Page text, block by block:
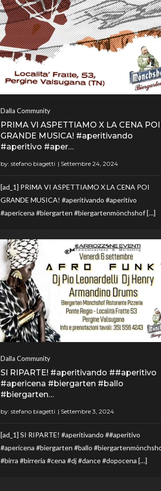
Dalla Community
PRIMA VI ASPETTIAMO X LA CENA POI
GRANDE MUSICA! #aperitivando
#aperitivo #aper…
by: stefano biagetti
[ad_1] PRIMA VI ASPETTIAMO X LA CENA POI
GRANDE MUSICA! #aperitivando #aperitivo
#apericena #biergarten #biergartenmönchshof […]
Dalla Community
SI RIPARTE! #aperitivando ##aperitivo
#apericena #biergarten #ballo
#biergarten…
by: stefano biagetti
[ad_1] SI RIPARTE! #aperitivando ##aperitivo
#apericena #biergarten #ballo
#birra #birreria #cena #dj #dance #dopocena […]